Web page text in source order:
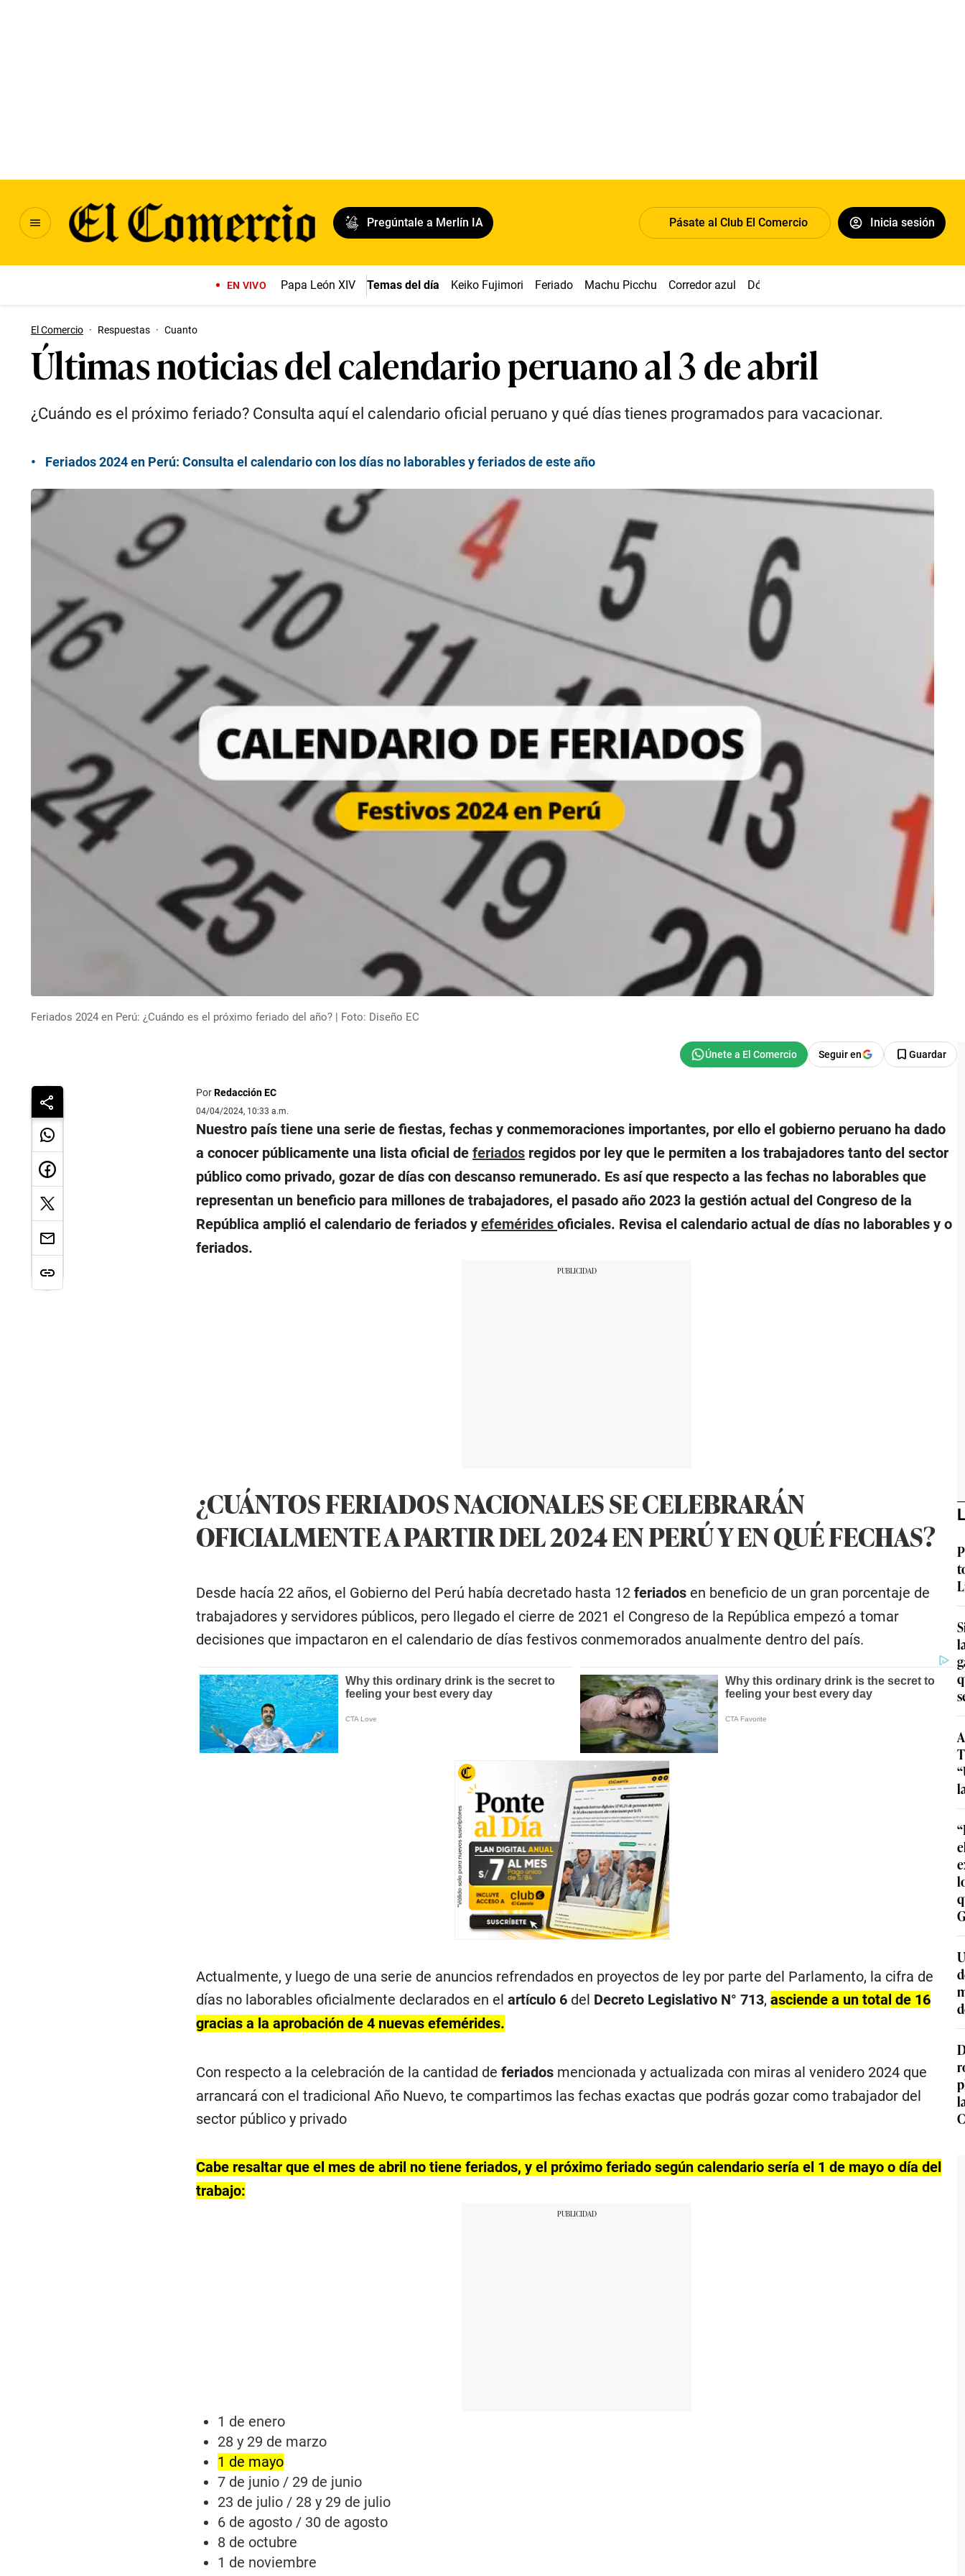
Pregúntale a Merlín IA Pásate al Club El Comercio Inicia sesión
EN VIVO Papa León XIV Temas del día Keiko Fujimori Feriado Machu Picchu Corredor azul Dólar
El Comercio · Respuestas · Cuanto
Últimas noticias del calendario peruano al 3 de abril
¿Cuándo es el próximo feriado? Consulta aquí el calendario oficial peruano y qué días tienes programados para vacacionar.
Feriados 2024 en Perú: Consulta el calendario con los días no laborables y feriados de este año
Feriados 2024 en Perú: ¿Cuándo es el próximo feriado del año? | Foto: Diseño EC
Seguir en Guardar
PorRedacción EC
04/04/2024, 10:33 a.m.
Nuestro país tiene una serie de fiestas, fechas y conmemoraciones importantes, por ello el gobierno peruano ha dado
a conocer públicamente una lista oficial deferiados regidos por ley que le permiten a los trabajadores tanto del sector
público como privado, gozar de días con descanso remunerado. Es así que respecto a las fechas no laborables que
representan un beneficio para millones de trabajadores, el pasado año 2023 la gestión actual del Congreso de la
República amplió el calendario de feriados yefeméridesoficiales. Revisa el calendario actual de días no laborables y o
feriados.
¿CUÁNTOS FERIADOS NACIONALES SE CELEBRARÁN
OFICIALMENTE A PARTIR DEL 2024 EN PERÚ Y EN QUÉ FECHAS?
Desde hacía 22 años, el Gobierno del Perú había decretado hasta 12feriados en beneficio de un gran porcentaje de
trabajadores y servidores públicos, pero llegado el cierre de 2021 el Congreso de la República empezó a tomar
decisiones que impactaron en el calendario de días festivos conmemorados anualmente dentro del país.
Actualmente, y luego de una serie de anuncios refrendados en proyectos de ley por parte del Parlamento, la cifra de
días no laborables oficialmente declarados en elartículo 6 del Decreto Legislativo N° 713,asciende a un total de 16
gracias a la aprobación de 4 nuevas efemérides.
Con respecto a la celebración de la cantidad deferiados mencionada y actualizada con miras al venidero 2024 que
arrancará con el tradicional Año Nuevo, te compartimos las fechas exactas que podrás gozar como trabajador del
sector público y privado
Cabe resaltar que el mes de abril no tiene feriados, y el próximo feriado según calendario sería el 1 de mayo o día del
trabajo:
1 de enero
28 y 29 de marzo
1 de mayo
7 de junio / 29 de junio
23 de julio / 28 y 29 de julio
6 de agosto / 30 de agosto
8 de octubre
1 de noviembre